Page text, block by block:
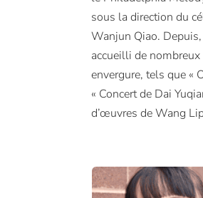
sous la direction du
Wanjun Qiao.
accueilli de
envergure, tels que «
« Concert de Dai
d’œuvres de Wang
reprend ses activités
direction de
Philadelphia Melody
active et propose